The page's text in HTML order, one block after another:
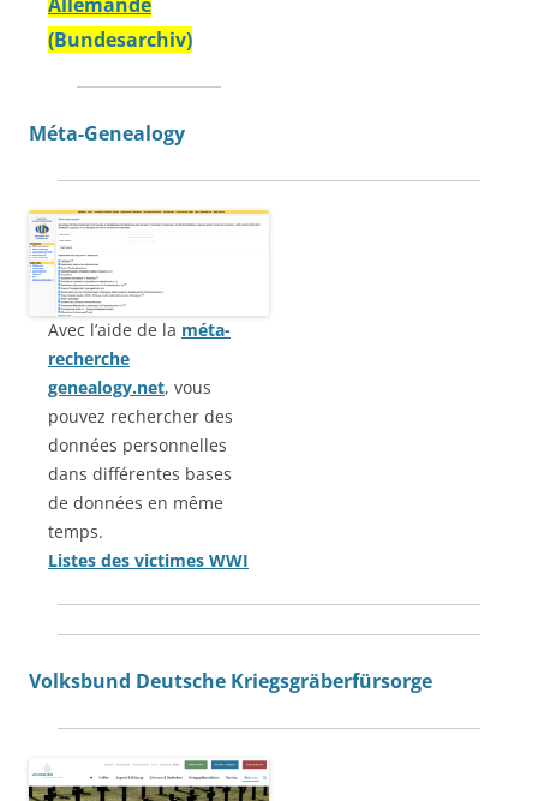
(Bundesarchiv)
Méta-Genealogy
Avec l’aide de la méta-
recherche
genealogy.net, vous
pouvez rechercher des
données personnelles
dans différentes bases
de données en même
temps.
Listes des victimes WWI
Volksbund Deutsche Kriegsgräberfürsorge